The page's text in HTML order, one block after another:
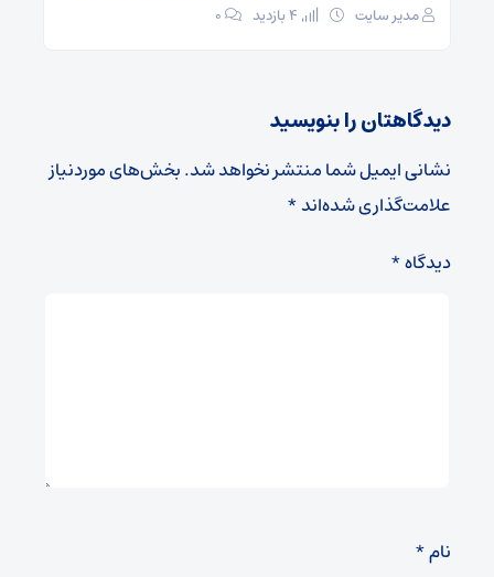
مدیر سایت ۰
دیدگاهتان را بنویسید
نشانی ایمیل شما منتشر نخواهد شد.بخش‌های موردنیاز
علامت‌گذاری شده‌اند*
دیدگاه*
نام*